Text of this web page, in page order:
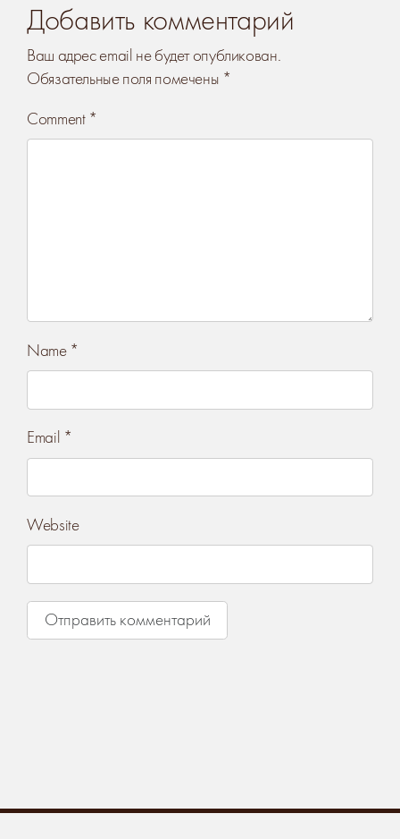
Добавить комментарий
Ваш адрес email не будет опубликован.
Обязательные поля помечены *
Comment *
Name *
Email *
Website